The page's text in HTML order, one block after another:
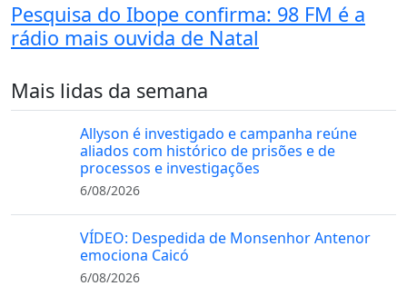
Pesquisa do Ibope confirma: 98 FM é a
rádio mais ouvida de Natal
Mais lidas da semana
Allyson é investigado e campanha reúne
aliados com histórico de prisões e de
processos e investigações
6/08/2026
VÍDEO: Despedida de Monsenhor Antenor
emociona Caicó
6/08/2026